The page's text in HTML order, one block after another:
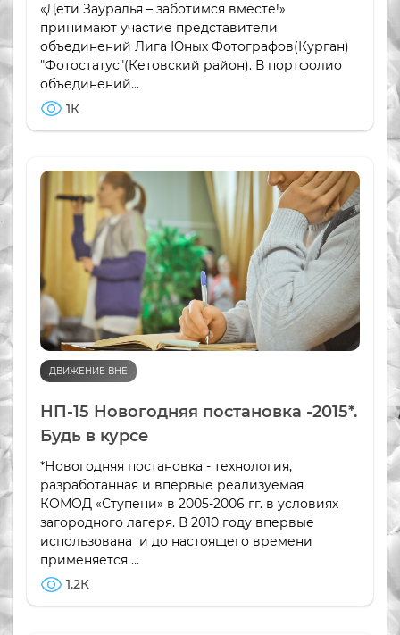
«Дети Зауралья – заботимся вместе!»
принимают участие представители
объединений Лига Юных Фотографов(Курган)
"Фотостатус"(Кетовский район). В портфолио
объединений...
1К
ДВИЖЕНИЕ ВНЕ
НП-15 Новогодняя постановка -2015*.
Будь в курсе
*Новогодняя постановка - технология,
разработанная и впервые реализуемая
КОМОД «Ступени» в 2005-2006 гг. в условиях
загородного лагеря. В 2010 году впервые
использована и до настоящего времени
применяется ...
1.2К